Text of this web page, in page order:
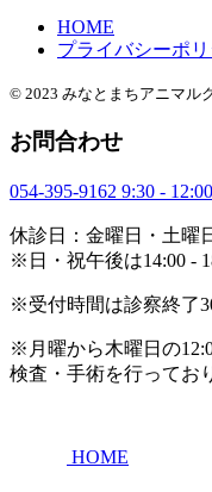
HOME
プライバシーポ
© 2023 みなとまちアニマル
お問合わせ
054-395-9162 9:30 -
休診日：金曜日・土曜
※日・祝午後は14:00 -
※受付時間は診察終了
※月曜から木曜日の
検査・手術を行ってお
HOME